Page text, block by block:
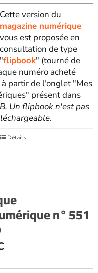
Cette version du
magazine numérique
vous est proposée en
consultation de type
"flipbook" (tourné de
numéro acheté
partir de l'onglet "Mes
présent dans
Un flipbook n'est pas
.
Détails
n° 551